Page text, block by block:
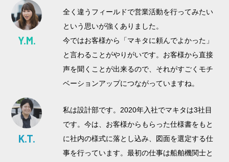
Y.M.
全く違うフィールドで営業活動を行ってみたい
という思いが強くありました。
今ではお客様から「マキタに頼んでよかった」
と言わることがやりがいです。お客様から直接
声を聞くことが出来るので、それがすごくモチ
ベーションアップにつながっていますね。
K.T.
私は設計部です。2020年入社でマキタは3社目
です。今は、お客様からもらった仕様書をもと
に社内の様式に落とし込み、図面を選定する仕
事を行っています。最初の仕事は船舶機関士と